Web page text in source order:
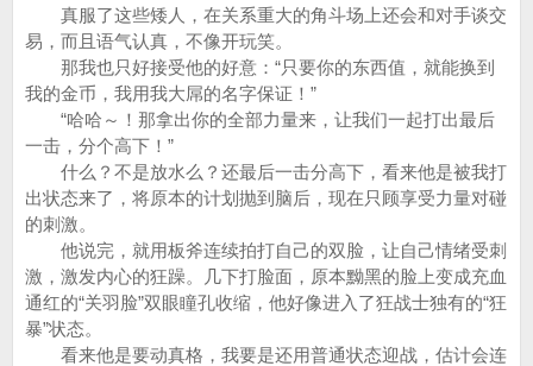
真服了这些矮人，在关系重大的角斗场上还会和对手谈交
易，而且语气认真，不像开玩笑。
那我也只好接受他的好意：“只要你的东西值，就能换到
我的金币，我用我大屌的名字保证！”
“哈哈～！那拿出你的全部力量来，让我们一起打出最后
一击，分个高下！”
什么？不是放水么？还最后一击分高下，看来他是被我打
出状态来了，将原本的计划抛到脑后，现在只顾享受力量对碰
的刺激。
他说完，就用板斧连续拍打自己的双脸，让自己情绪受刺
激，激发内心的狂躁。几下打脸面，原本黝黑的脸上变成充血
通红的“关羽脸”双眼瞳孔收缩，他好像进入了狂战士独有的“狂
暴”状态。
看来他是要动真格，我要是还用普通状态迎战，估计会连